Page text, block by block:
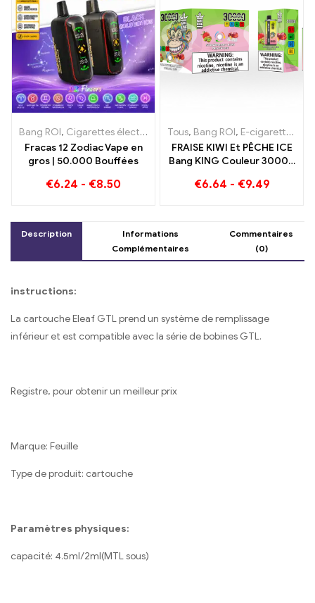
Bang ROI, Cigarettes électroniques jetables ,E-cigarettes
Fracas 12 Zodiac Vape en
gros | 50.000 Bouffées
€6.24 - €8.50
Tous, Bang ROI, E-cigarettes jetables Lituanie
FRAISE KIWI Et PÊCHE ICE
Bang KING Couleur 30000
Double saveur pour une
€6.64 - €9.49
Description
Informations
Complémentaires
Commentaires
(0)
instructions:
La cartouche Eleaf GTL prend un système de remplissage
inférieur et est compatible avec la série de bobines GTL.
Registre, pour obtenir un meilleur prix
Marque: Feuille
Type de produit: cartouche
Paramètres physiques:
capacité: 4.5ml/2ml(MTL sous)